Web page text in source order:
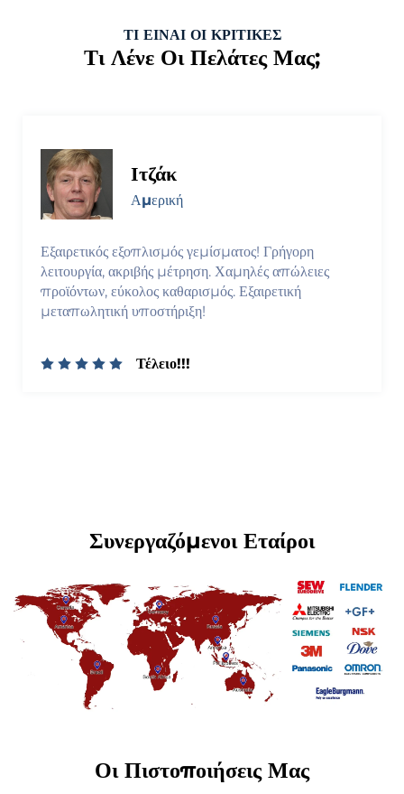
ΤΙ ΕΙΝΑΙ ΟΙ ΚΡΙΤΙΚΕΣ
Τι Λένε Οι Πελάτες Μας;
Ιτζάκ
Αμερική
Εξαιρετικός εξοπλισμός γεμίσματος! Γρήγορη
λειτουργία, ακριβής μέτρηση. Χαμηλές απώλειες
προϊόντων, εύκολος καθαρισμός. Εξαιρετική
μεταπωλητική υποστήριξη!
Τέλειο!!!
Συνεργαζόμενοι Εταίροι
Οι Πιστοποιήσεις Μας